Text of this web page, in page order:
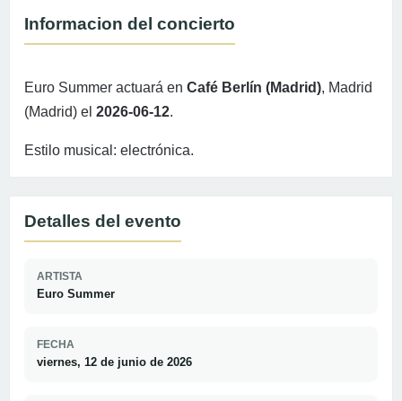
Informacion del concierto
Euro Summer actuará en Café Berlín (Madrid), Madrid
(Madrid) el 2026-06-12.
Estilo musical: electrónica.
Detalles del evento
ARTISTA
Euro Summer
FECHA
viernes, 12 de junio de 2026